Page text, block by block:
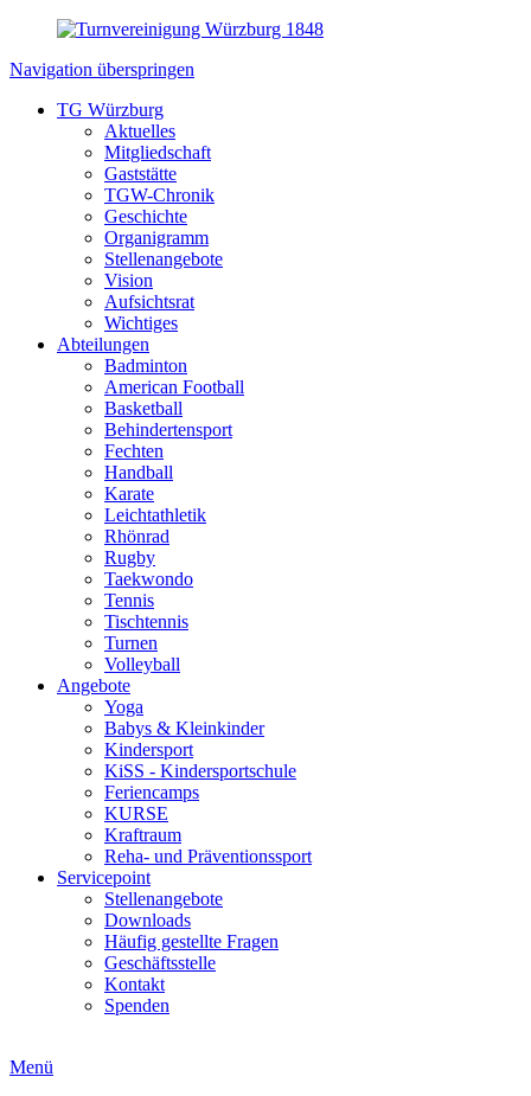
Navigation überspringen
TG Würzburg
Aktuelles
Mitgliedschaft
Gaststätte
TGW-Chronik
Geschichte
Organigramm
Stellenangebote
Vision
Aufsichtsrat
Wichtiges
Abteilungen
Badminton
American Football
Basketball
Behindertensport
Fechten
Handball
Karate
Leichtathletik
Rhönrad
Rugby
Taekwondo
Tennis
Tischtennis
Turnen
Volleyball
Angebote
Yoga
Babys & Kleinkinder
Kindersport
KiSS - Kindersportschule
Feriencamps
KURSE
Kraftraum
Reha- und Präventionssport
Servicepoint
Stellenangebote
Downloads
Häufig gestellte Fragen
Geschäftsstelle
Kontakt
Spenden
Menü